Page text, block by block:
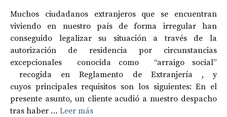
Muchos ciudadanos extranjeros que se encuentran
viviendo en nuestro país de forma irregular han
conseguido legalizar su situación a través de la
autorización de residencia por circunstancias
excepcionales conocida como “arraigo social”
recogida en Reglamento de Extranjería , y
cuyos principales requisitos son los siguientes: En el
presente asunto, un cliente acudió a nuestro despacho
tras haber … Leer más